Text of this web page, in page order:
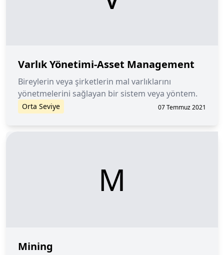
Varlık Yönetimi-Asset Management
Bireylerin veya şirketlerin mal varlıklarını
yönetmelerini sağlayan bir sistem veya yöntem.
Orta Seviye 07 Temmuz 2021
M
Mining